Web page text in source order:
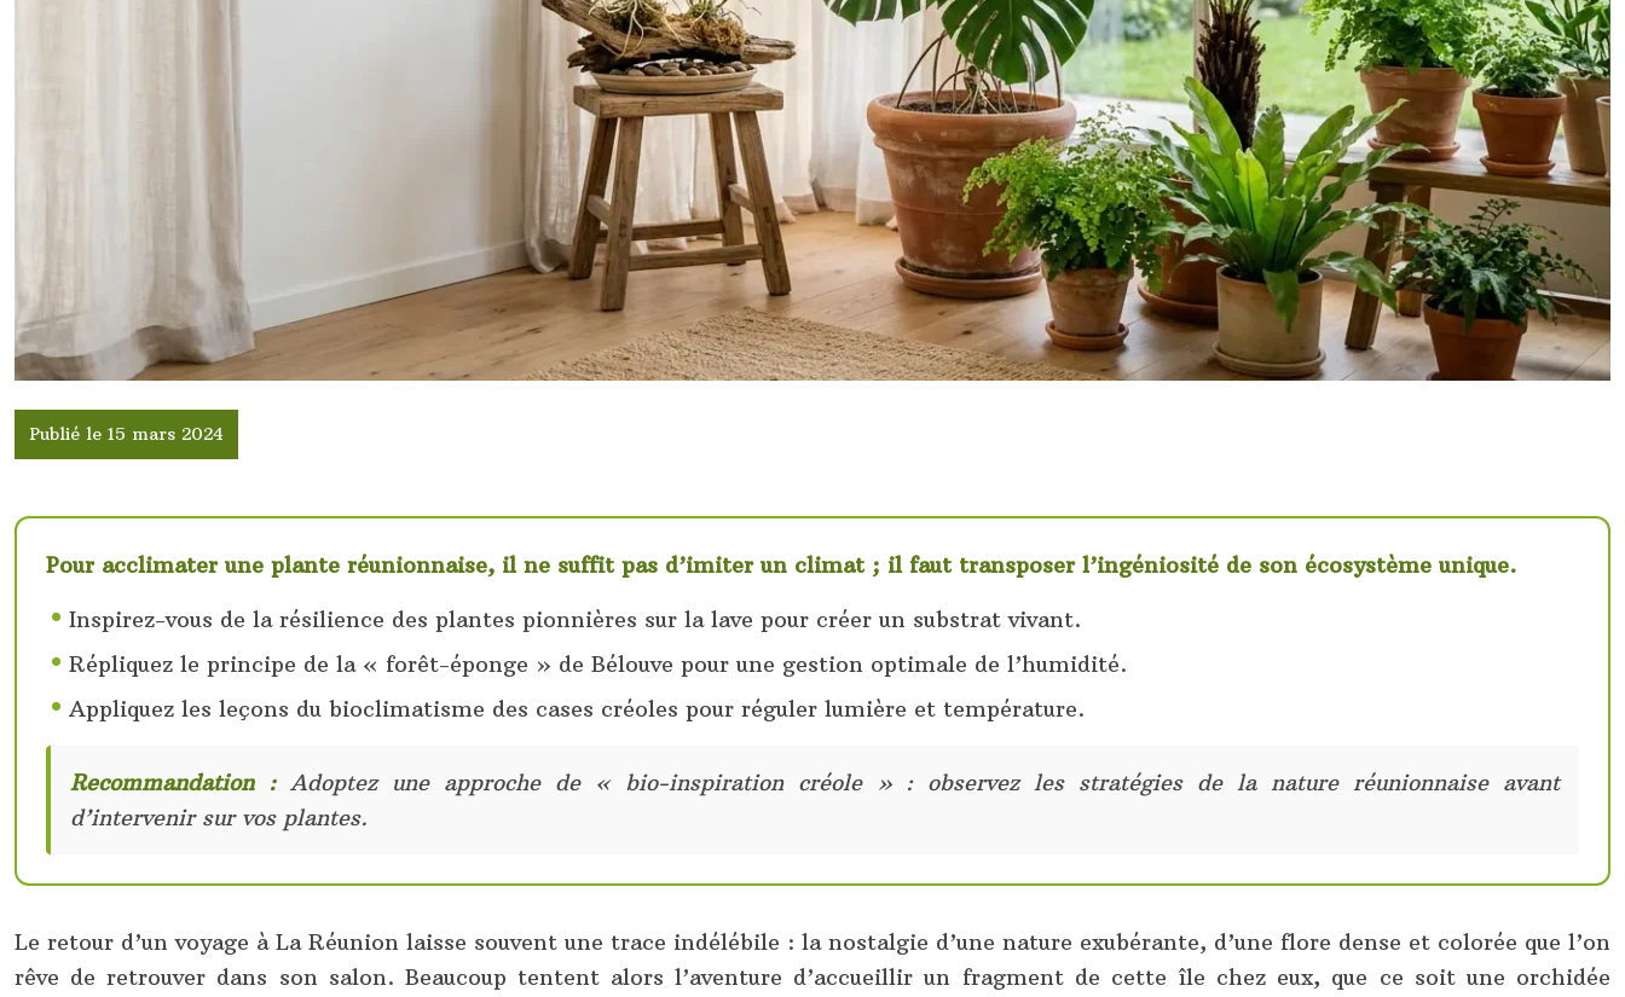
Publié le 15 mars 2024
Pour acclimater une plante réunionnaise, il ne suffit pas d’imiter un climat ; il faut transposer l’ingéniosité de son écosystème unique.
Inspirez-vous de la résilience des plantes pionnières sur la lave pour créer un substrat vivant.
Répliquez le principe de la « forêt-éponge » de Bélouve pour une gestion optimale de l’humidité.
Appliquez les leçons du bioclimatisme des cases créoles pour réguler lumière et température.
Recommandation :Adoptez une approche de « bio-inspiration créole » : observez les stratégies de la nature réunionnaise avant
d’intervenir sur vos plantes.
Le retour d’un voyage à La Réunion laisse souvent une trace indélébile : la nostalgie d’une nature exubérante, d’une flore dense et colorée que l’on
rêve de retrouver dans son salon. Beaucoup tentent alors l’aventure d’accueillir un fragment de cette île chez eux, que ce soit une orchidée